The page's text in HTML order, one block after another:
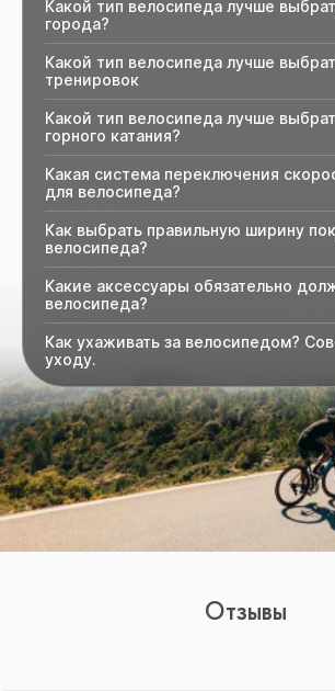
Какой тип велосипеда лучше
города?
Какой тип велосипеда лучше
тренировок
Какой тип велосипеда лучше
горного катания?
Какая система переключения
для велосипеда?
Как выбрать правильную ширину
велосипеда?
Какие аксессуары обязательно
велосипеда?
Как ухаживать за велосипедом?
уходу.
Отзывы